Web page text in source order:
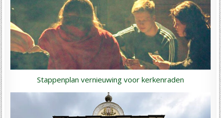
Stappenplan vernieuwing voor kerkenraden